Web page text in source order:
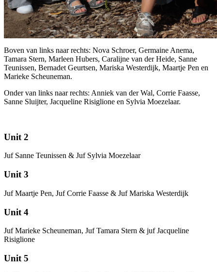
Boven van links naar rechts: Nova Schroer, Germaine Anema,
Tamara Stern, Marleen Hubers, Caralijne van der Heide, Sanne
Teunissen, Bernadet Geurtsen, Mariska Westerdijk, Maartje Pen en
Marieke Scheuneman.
Onder van links naar rechts: Anniek van der Wal, Corrie Faasse,
Sanne Sluijter, Jacqueline Risiglione en Sylvia Moezelaar.
Unit 2
Juf Sanne Teunissen & Juf Sylvia Moezelaar
Unit 3
Juf Maartje Pen, Juf Corrie Faasse & Juf Mariska Westerdijk
Unit 4
Juf Marieke Scheuneman, Juf Tamara Stern & juf Jacqueline
Risiglione
Unit 5